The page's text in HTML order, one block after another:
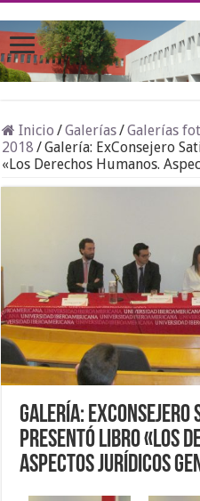
Inicio /Galerías/Galerías
2018 /Galería: ExConsejero
«Los Derechos Humanos.
Galería: ExConsejero
presentó libro «Los
Aspectos Jurídicos